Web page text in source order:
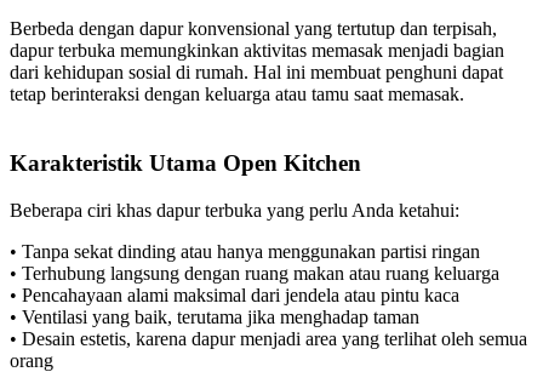
Berbeda dengan dapur konvensional yang tertutup dan terpisah,
dapur terbuka memungkinkan aktivitas memasak menjadi bagian
dari kehidupan sosial di rumah. Hal ini membuat penghuni dapat
tetap berinteraksi dengan keluarga atau tamu saat memasak.
Karakteristik Utama Open Kitchen
Beberapa ciri khas dapur terbuka yang perlu Anda ketahui:
• Tanpa sekat dinding atau hanya menggunakan partisi ringan
• Terhubung langsung dengan ruang makan atau ruang keluarga
• Pencahayaan alami maksimal dari jendela atau pintu kaca
• Ventilasi yang baik, terutama jika menghadap taman
• Desain estetis, karena dapur menjadi area yang terlihat oleh semua
orang